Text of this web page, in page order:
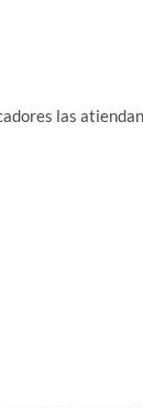
las atiendan